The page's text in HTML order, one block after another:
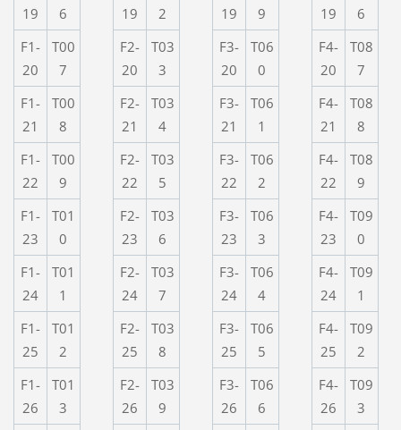
19
6
19
2
19
9
19
6
F1-
20
T00
7
F2-
20
T03
3
F3-
20
T06
0
F4-
20
T08
7
F1-
21
T00
8
F2-
21
T03
4
F3-
21
T06
1
F4-
21
T08
8
F1-
22
T00
9
F2-
22
T03
5
F3-
22
T06
2
F4-
22
T08
9
F1-
23
T01
0
F2-
23
T03
6
F3-
23
T06
3
F4-
23
T09
0
F1-
24
T01
1
F2-
24
T03
7
F3-
24
T06
4
F4-
24
T09
1
F1-
25
T01
2
F2-
25
T03
8
F3-
25
T06
5
F4-
25
T09
2
F1-
26
T01
3
F2-
26
T03
9
F3-
26
T06
6
F4-
26
T09
3